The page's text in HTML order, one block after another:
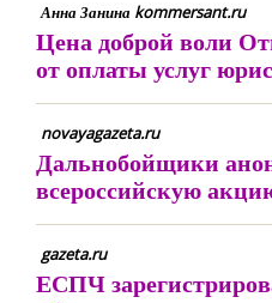
Анна Занина kommersant.ru
Цена доброй воли
от оплаты услуг
novayagazeta.ru
Дальнобойщики
всероссийскую
gazeta.ru
ЕСПЧ